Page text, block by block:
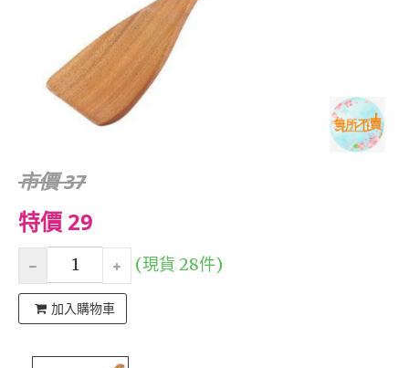
市價 37
特價 29
(現貨 28件)
加入購物車